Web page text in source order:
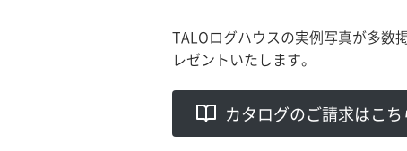
TALOログハウスの実例写真が多数
レゼントいたします。
カタログのご請求はこち